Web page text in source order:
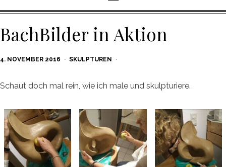
BachBilder in Aktion
POSTED
4. NOVEMBER 2016 SKULPTUREN
Schaut doch mal rein, wie ich male und skulpturiere.